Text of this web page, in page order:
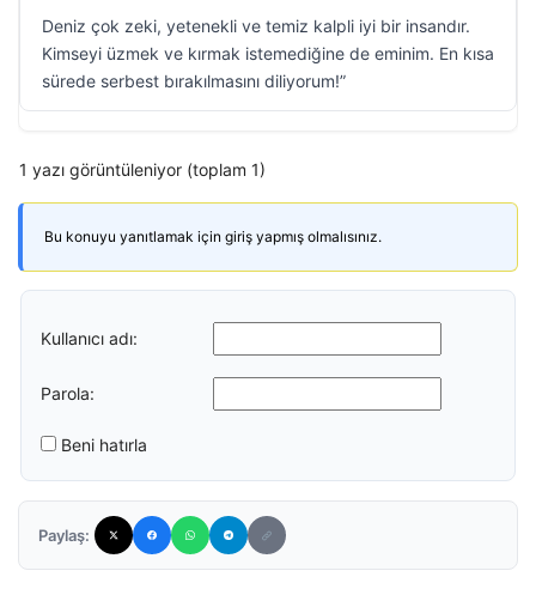
Deniz çok zeki, yetenekli ve temiz kalpli iyi bir insandır.
Kimseyi üzmek ve kırmak istemediğine de eminim. En kısa
sürede serbest bırakılmasını diliyorum!”
1 yazı görüntüleniyor (toplam 1)
Bu konuyu yanıtlamak için giriş yapmış olmalısınız.
Kullanıcı adı:
Parola:
Beni hatırla
Paylaş: